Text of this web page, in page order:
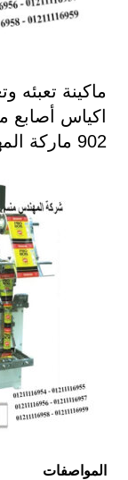
ماكينة تعبئه
اكياس أصابع
902 ماركة المهندس منسى
المواصفات